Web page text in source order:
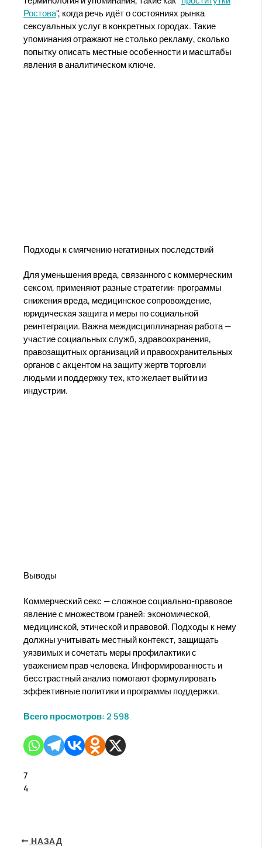
Ростова", когда речь идёт о состояниях рынка
сексуальных услуг в конкретных городах. Такие
упоминания отражают не столько рекламу, сколько
попытку описать местные особенности и масштабы
явления в аналитическом ключе.
Подходы к смягчению негативных последствий
Для уменьшения вреда, связанного с коммерческим
сексом, применяют разные стратегии: программы
снижения вреда, медицинское сопровождение,
юридическая защита и меры по социальной
реинтеграции. Важна междисциплинарная работа —
участие социальных служб, здравоохранения,
правозащитных организаций и правоохранительных
органов с акцентом на защиту жертв торговли
людьми и поддержку тех, кто желает выйти из
индустрии.
Выводы
Коммерческий секс — сложное социально-правовое
явление с множеством граней: экономической,
медицинской, этической и правовой. Подходы к нему
должны учитывать местный контекст, защищать
уязвимых и сочетать меры профилактики с
уважением прав человека. Информированность и
бесстрастный анализ помогают формулировать
эффективные политики и программы поддержки.
Всего просмотров: 2 598
7
4
НАЗАД